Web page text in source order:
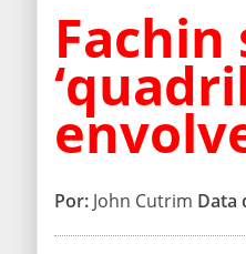
Por: John Cutrim Data